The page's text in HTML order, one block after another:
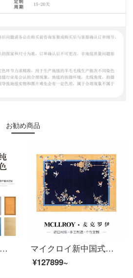
お勧め商品
マイクロイ輸入ウール純色現代シンプルインナー北欧絨毯客間茶何絨毯部屋の畳の部屋に手作りオーダーメイド絨毯純色のコンサルティングサービスがあります。
マイクロイ新中国式中国風アメリカ風ヨーロッパ式絨毯客間山水禅意書斎茶室ソファ茶何畳の寝室のベッドサイドのタペストリーの家用絨毯LT 17102 C【図のカスタマイズをサポートする】30000 MM*400 MM
¥127899~